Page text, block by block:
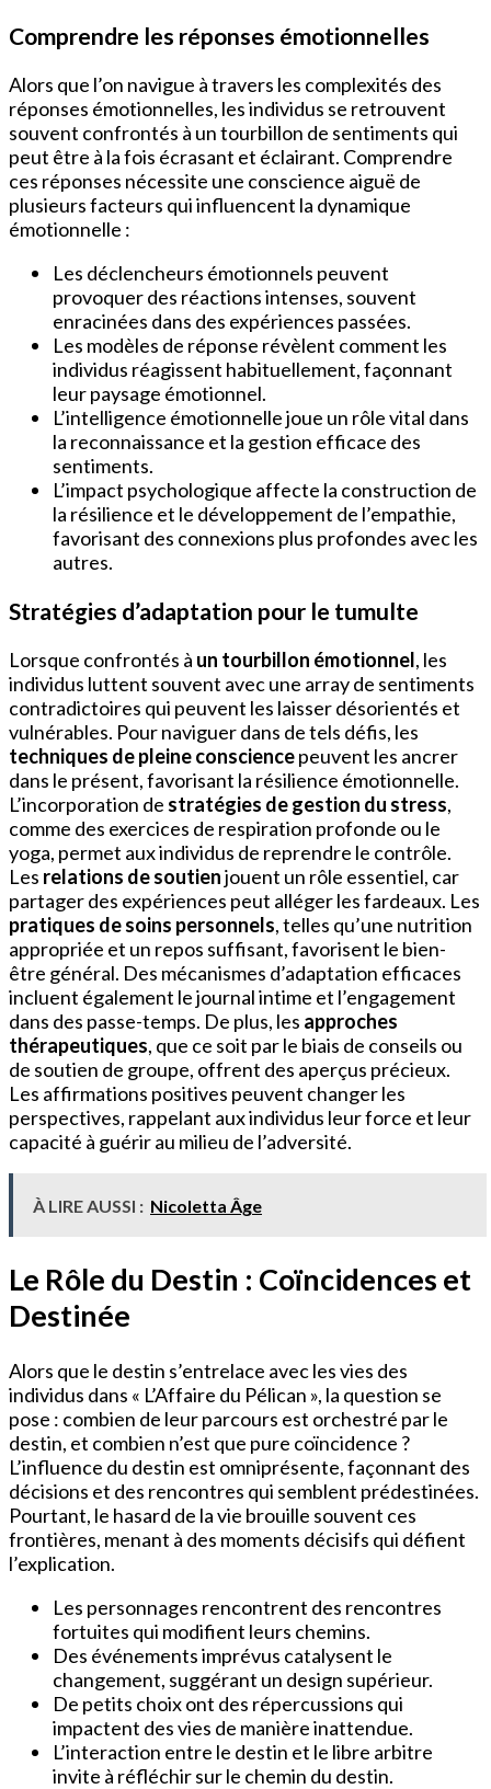
Comprendre les réponses émotionnelles
Alors que l’on navigue à travers les complexités des
réponses émotionnelles, les individus se retrouvent
souvent confrontés à un tourbillon de sentiments qui
peut être à la fois écrasant et éclairant. Comprendre
ces réponses nécessite une conscience aiguë de
plusieurs facteurs qui influencent la dynamique
émotionnelle :
Les déclencheurs émotionnels peuvent
provoquer des réactions intenses, souvent
enracinées dans des expériences passées.
Les modèles de réponse révèlent comment les
individus réagissent habituellement, façonnant
leur paysage émotionnel.
L’intelligence émotionnelle joue un rôle vital dans
la reconnaissance et la gestion efficace des
sentiments.
L’impact psychologique affecte la construction de
la résilience et le développement de l’empathie,
favorisant des connexions plus profondes avec les
autres.
Stratégies d’adaptation pour le tumulte
Lorsque confrontés à un tourbillon émotionnel, les
individus luttent souvent avec une array de sentiments
contradictoires qui peuvent les laisser désorientés et
vulnérables. Pour naviguer dans de tels défis, les
techniques de pleine consciencepeuvent les ancrer
dans le présent, favorisant la résilience émotionnelle.
L’incorporation de stratégies de gestion du stress,
comme des exercices de respiration profonde ou le
yoga, permet aux individus de reprendre le contrôle.
Les relations de soutienjouent un rôle essentiel, car
partager des expériences peut alléger les fardeaux. Les
pratiques de soins personnels, telles qu’une nutrition
appropriée et un repos suffisant, favorisent le bien-
être général. Des mécanismes d’adaptation efficaces
incluent également le journal intime et l’engagement
dans des passe-temps. De plus, les approches
thérapeutiques, que ce soit par le biais de conseils ou
de soutien de groupe, offrent des aperçus précieux.
Les affirmations positives peuvent changer les
perspectives, rappelant aux individus leur force et leur
capacité à guérir au milieu de l’adversité.
À LIRE AUSSI : Nicoletta Âge
Le Rôle du Destin : Coïncidences et
Destinée
Alors que le destin s’entrelace avec les vies des
individus dans « L’Affaire du Pélican », la question se
pose : combien de leur parcours est orchestré par le
destin, et combien n’est que pure coïncidence ?
L’influence du destin est omniprésente, façonnant des
décisions et des rencontres qui semblent prédestinées.
Pourtant, le hasard de la vie brouille souvent ces
frontières, menant à des moments décisifs qui défient
l’explication.
Les personnages rencontrent des rencontres
fortuites qui modifient leurs chemins.
Des événements imprévus catalysent le
changement, suggérant un design supérieur.
De petits choix ont des répercussions qui
impactent des vies de manière inattendue.
L’interaction entre le destin et le libre arbitre
invite à réfléchir sur le chemin du destin.